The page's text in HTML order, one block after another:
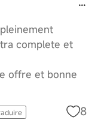
complete et
offre et bonne
8